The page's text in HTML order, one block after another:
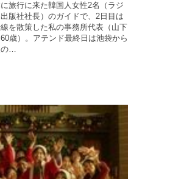
旅行に来た韓国人女性2名（ラジ
版社社長）のガイドで、2日目は
を散策した私の事務所代表（山下
歳）。アテンド最終日は池袋から
の…